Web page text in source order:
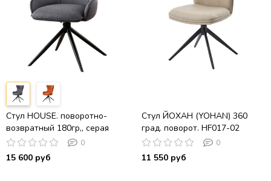
Стул HOUSE. поворотно-
возвратный 180гр,, серая
рогожка / Черный 0
15 600 руб
Стул ЙОХАН (YOHAN) 360
град. поворот. HF017-02
Бежевый, экокожа / Черный,
®DISAUR
0
11 550 руб